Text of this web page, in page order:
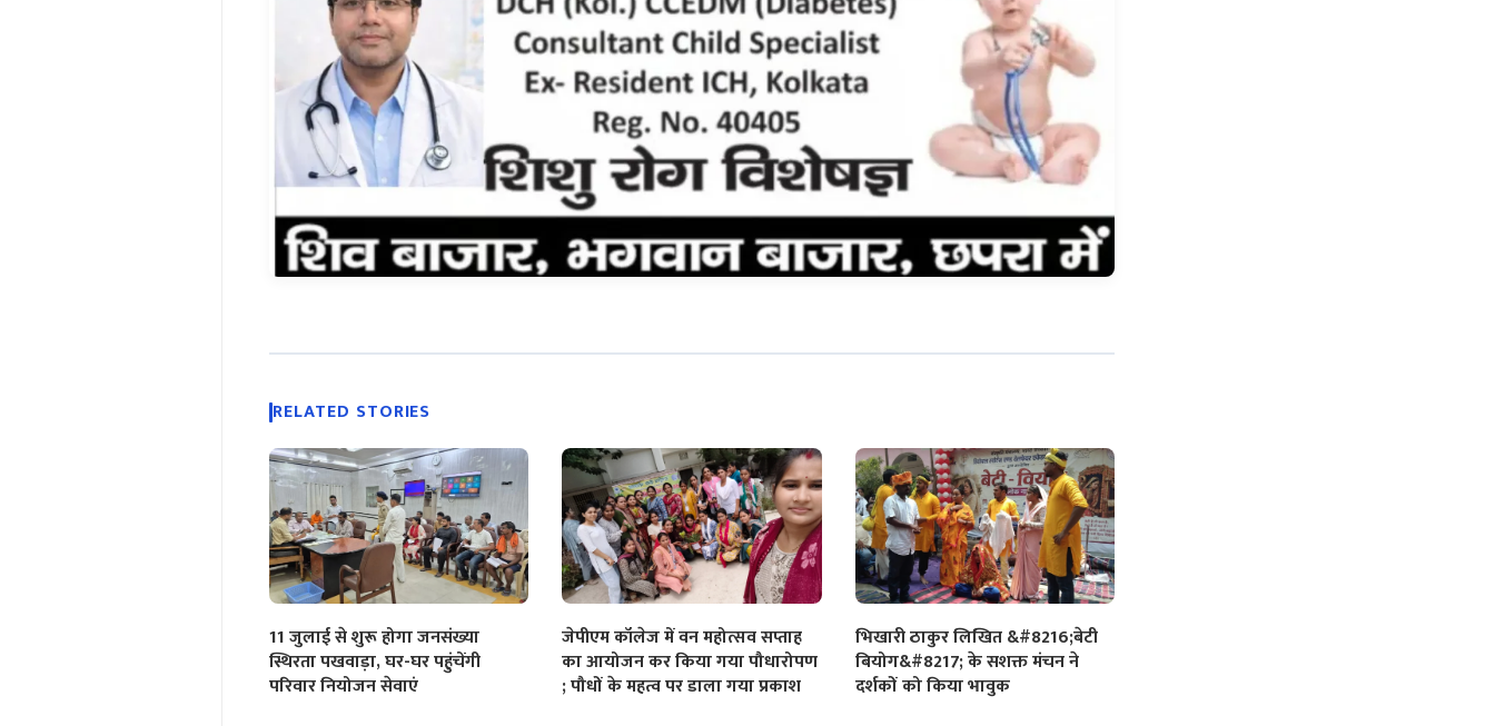
RELATED STORIES
11 जुलाई से शुरू होगा जनसंख्या
स्थिरता पखवाड़ा, घर-घर पहुंचेंगी
परिवार नियोजन सेवाएं
जेपीएम कॉलेज में वन महोत्सव सप्ताह
का आयोजन कर किया गया पौधारोपण
; पौधों के महत्व पर डाला गया प्रकाश
भिखारी ठाकुर लिखित &#8216;बेटी
बियोग&#8217; के सशक्त मंचन ने
दर्शकों को किया भावुक